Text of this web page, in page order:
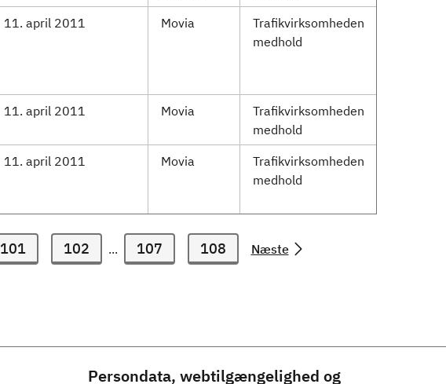
11. april 2011 Movia
Trafikvirksomheden
medhold
11. april 2011 Movia
Trafikvirksomheden
medhold
11. april 2011 Movia
Trafikvirksomheden
medhold
101 102 ... 107 108 Næste
Persondata, webtilgængelighed og